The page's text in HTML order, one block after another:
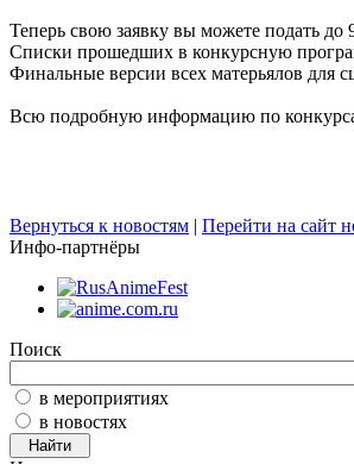
Теперь свою заявку вы можете подать до
Списки прошедших в конкурсную
Финальные версии всех матерьялов для
Всю подробную информацию по
Вернуться к новостям | Перейти на сайт
Инфо-партнёры
Поиск
в мероприятиях
в новостях